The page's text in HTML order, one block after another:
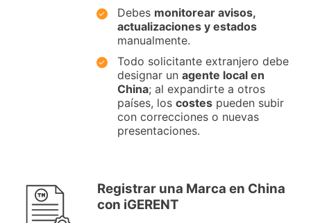
Debes monitorear avisos,
actualizaciones y estados
manualmente.
Todo solicitante extranjero debe
designar un agente local en
China; al expandirte a otros
países, los costes pueden subir
con correcciones o nuevas
presentaciones.
Registrar una Marca en China
con iGERENT